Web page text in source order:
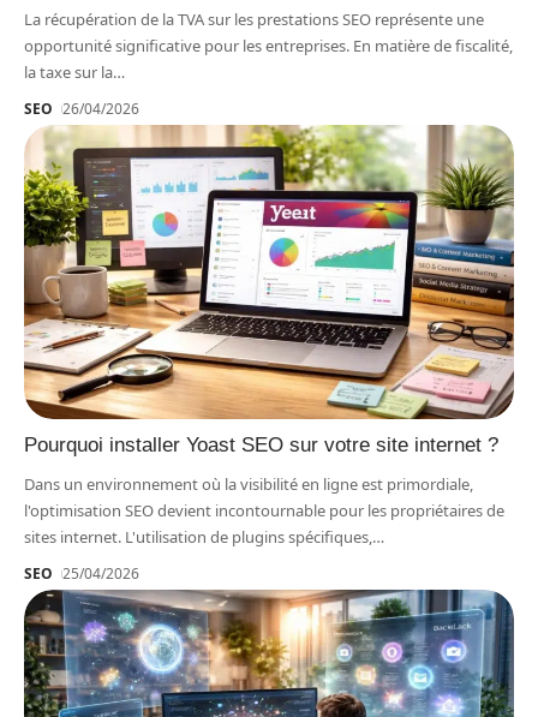
La récupération de la TVA sur les prestations SEO représente une
opportunité significative pour les entreprises. En matière de fiscalité,
la taxe sur la…
SEO 26/04/2026
Pourquoi installer Yoast SEO sur votre site internet ?
Dans un environnement où la visibilité en ligne est primordiale,
l'optimisation SEO devient incontournable pour les propriétaires de
sites internet. L'utilisation de plugins spécifiques,…
SEO 25/04/2026